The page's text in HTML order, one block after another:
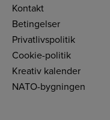
Kontakt
Betingelser
Privatlivspolitik
Cookie-politik
Kreativ kalender
NATO-bygningen